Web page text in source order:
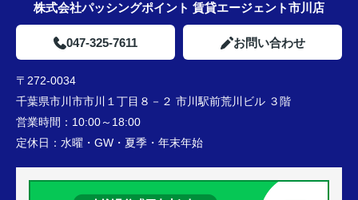
株式会社パッシングポイント 賃貸エージェント市川店
047-325-7611 お問い合わせ
〒272-0034
千葉県市川市市川１丁目８－２ 市川駅前荒川ビル ３階
営業時間： 10:00～18:00
定休日： 水曜・GW・夏季・年末年始